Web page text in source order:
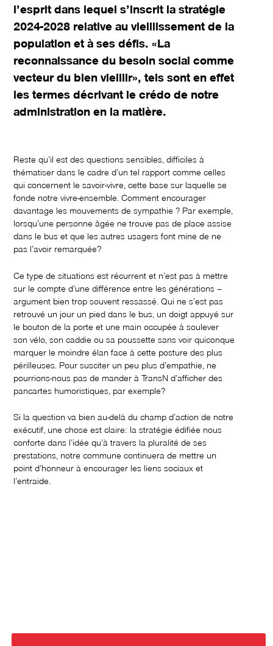
l’esprit dans lequel s’inscrit la stratégie
2024-2028 relative au vieillissement de la
population et à ses défis. «La
reconnaissance du besoin social comme
vecteur du bien vieillir», tels sont en effet
les termes décrivant le crédo de notre
administration en la matière.
Reste qu’il est des questions sensibles, difficiles à
thématiser dans le cadre d’un tel rapport comme celles
qui concernent le savoir-vivre, cette base sur laquelle se
fonde notre vivre-ensemble. Comment encourager
davantage les mouvements de sympathie ? Par exemple,
lorsqu’une personne âgée ne trouve pas de place assise
dans le bus et que les autres usagers font mine de ne
pas l’avoir remarquée?
Ce type de situations est récurrent et n’est pas à mettre
sur le compte d’une différence entre les générations –
argument bien trop souvent ressassé. Qui ne s’est pas
retrouvé un jour un pied dans le bus, un doigt appuyé sur
le bouton de la porte et une main occupée à soulever
son vélo, son caddie ou sa poussette sans voir quiconque
marquer le moindre élan face à cette posture des plus
périlleuses. Pour susciter un peu plus d’empathie, ne
pourrions-nous pas de mander à TransN d’afficher des
pancartes humoristiques, par exemple?
Si la question va bien au-delà du champ d’action de notre
exécutif, une chose est claire: la stratégie édifiée nous
conforte dans l’idée qu’à travers la pluralité de ses
prestations, notre commune continuera de mettre un
point d’honneur à encourager les liens sociaux et
l’entraide.